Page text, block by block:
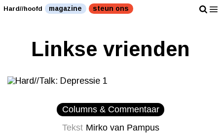
Hard//hoofd magazine steun ons
Linkse vrienden
Columns & Commentaar
Tekst Mirko van Pampus